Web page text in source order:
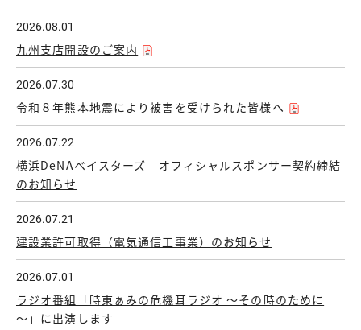
2026.08.01
九州支店開設のご案内
2026.07.30
令和８年熊本地震により被害を受けられた皆様へ
2026.07.22
横浜DeNAベイスターズ オフィシャルスポンサー契約締結
のお知らせ
2026.07.21
建設業許可取得（電気通信工事業）のお知らせ
2026.07.01
ラジオ番組「時東ぁみの危機耳ラジオ ～その時のために
～」に出演します